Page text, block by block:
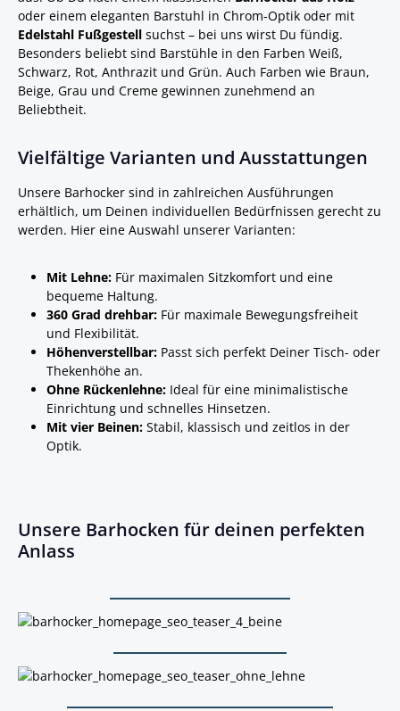
oder einem eleganten Barstuhl in Chrom-Optik oder mit
Edelstahl Fußgestell suchst – bei uns wirst Du fündig.
Besonders beliebt sind Barstühle in den Farben Weiß,
Schwarz, Rot, Anthrazit und Grün. Auch Farben wie Braun,
Beige, Grau und Creme gewinnen zunehmend an
Beliebtheit.
Vielfältige Varianten und Ausstattungen
Unsere Barhocker sind in zahlreichen Ausführungen
erhältlich, um Deinen individuellen Bedürfnissen gerecht zu
werden. Hier eine Auswahl unserer Varianten:
Mit Lehne: Für maximalen Sitzkomfort und eine
bequeme Haltung.
360 Grad drehbar: Für maximale Bewegungsfreiheit
und Flexibilität.
Höhenverstellbar: Passt sich perfekt Deiner Tisch- oder
Thekenhöhe an.
Ohne Rückenlehne: Ideal für eine minimalistische
Einrichtung und schnelles Hinsetzen.
Mit vier Beinen: Stabil, klassisch und zeitlos in der
Optik.
Unsere Barhocken für deinen perfekten
Anlass
Barhocker mit 4 Beinen
Barhocker ohne Lehne